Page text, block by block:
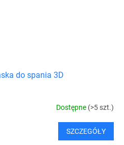
do spania 3D
Dostępne (>5 szt.)
SZCZEGÓŁY